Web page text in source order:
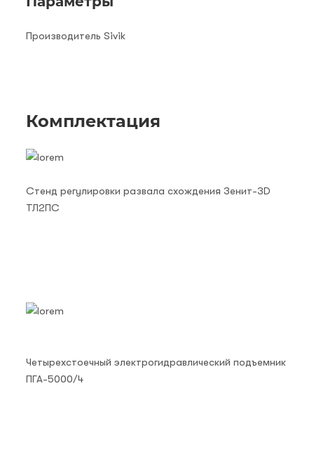
Производитель Sivik
Комплектация
Стенд регулировки развала схождения Зенит-3D
ТЛ2ПС
Четырехстоечный электрогидравлический подъемник
ПГА-5000/4